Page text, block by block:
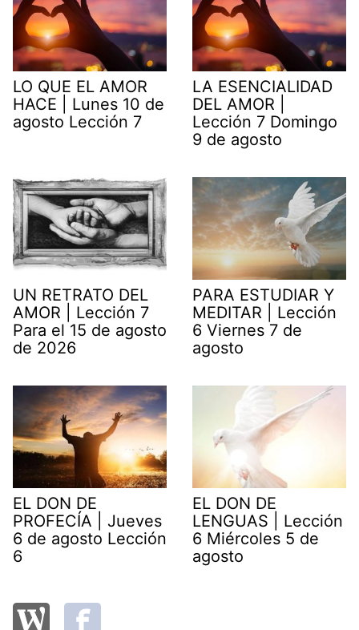
LO QUE EL AMOR
HACE | Lunes 10 de
agosto Lección 7
LA ESENCIALIDAD
DEL AMOR |
Lección 7 Domingo
9 de agosto
UN RETRATO DEL
AMOR | Lección 7
Para el 15 de agosto
de 2026
PARA ESTUDIAR Y
MEDITAR | Lección
6 Viernes 7 de
agosto
EL DON DE
PROFECÍA | Jueves
6 de agosto Lección
6
EL DON DE
LENGUAS | Lección
6 Miércoles 5 de
agosto